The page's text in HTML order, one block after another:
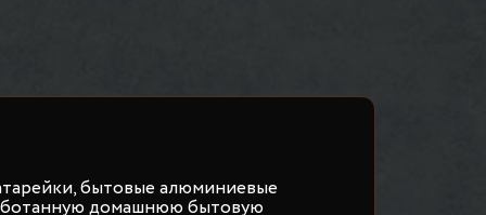
бытовые алюминиевые
домашнюю бытовую